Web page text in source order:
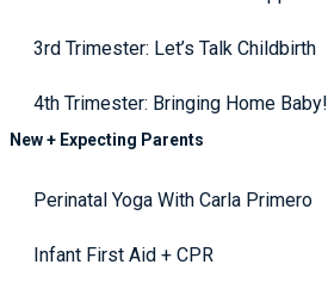
3rd Trimester: Let’s Talk Childbirth
4th Trimester: Bringing Home Baby!
New + Expecting Parents
Perinatal Yoga With Carla Primero
Infant First Aid + CPR